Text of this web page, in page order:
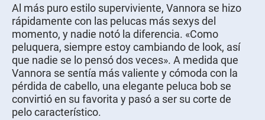
Al más puro estilo superviviente, Vannora se hizo
rápidamente con las pelucas más sexys del
momento, y nadie notó la diferencia. «Como
peluquera, siempre estoy cambiando de look, así
que nadie se lo pensó dos veces». A medida que
Vannora se sentía más valiente y cómoda con la
pérdida de cabello, una elegante peluca bob se
convirtió en su favorita y pasó a ser su corte de
pelo característico.